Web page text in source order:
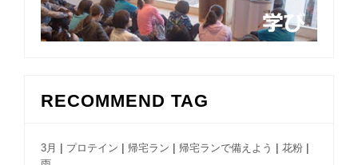
RECOMMEND TAG
3月 | プロテイン | 帰宅ラン | 帰宅ランで備えよう | 花粉 |